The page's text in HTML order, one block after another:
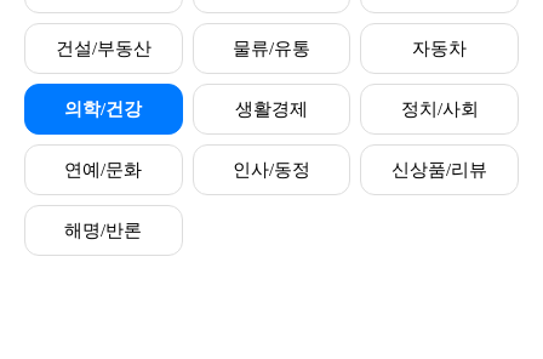
건설/부동산 물류/유통 자동차
의학/건강 생활경제 정치/사회
연예/문화 인사/동정 신상품/리뷰
해명/반론